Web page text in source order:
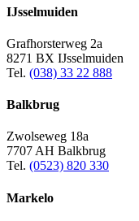
IJsselmuiden
Grafhorsterweg 2a
8271 BX IJsselmuiden
Tel. (038) 33 22 888
Balkbrug
Zwolseweg 18a
7707 AH Balkbrug
Tel. (0523) 820 330
Markelo